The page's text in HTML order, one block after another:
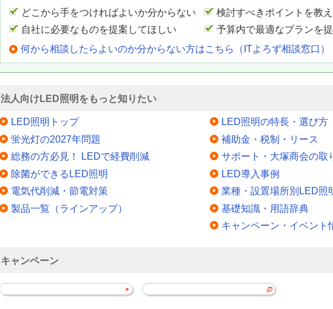
どこから手をつければよいか分からない
検討すべきポイントを教
自社に必要なものを提案してほしい
予算内で最適なプランを
何から相談したらよいのか分からない方はこちら（ITよろず相談窓口）
法人向けLED照明をもっと知りたい
LED照明トップ
蛍光灯の2027年問題
総務の方必見！ LEDで経費削減
除菌ができるLED照明
電気代削減・節電対策
製品一覧（ラインアップ）
LED照明の特長・選び方
補助金・税制・リース
サポート・大塚商会の取
LED導入事例
業種・設置場所別LED照
基礎知識・用語辞典
キャンペーン・イベント
キャンペーン